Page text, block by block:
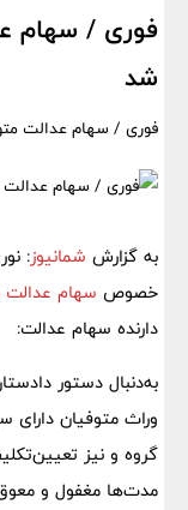
فوری / سهام
شد
فوری / سهام عدالت
به گزارش شمانیوز:
خصوص سهام عدالت
دارنده سهام عدالت:
به‌دنبال دستور
وراث متوفیان
گروه و نیز
مدت‌ها مغفول و معوق